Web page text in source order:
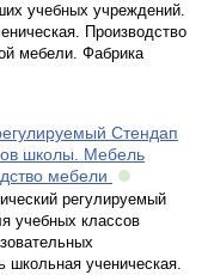
учебных учреждений.
Производство
мебели. Фабрика
Стендап
школы. Мебель
мебели
регулируемый
учебных классов
ученическая.